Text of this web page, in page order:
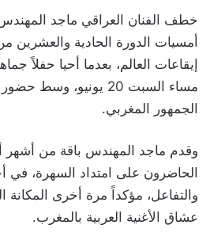
خطف الفنان العراقي ماجد المهندس
أمسيات الدورة الحادية والعشرين
إيقاعات العالم، بعدما أحيا حفلاً
مساء السبت 20 يونيو،
الجمهور المغربي.
وقدم ماجد المهندس باقة من أشهر
الحاضرون على امتداد السهرة، في
والتفاعل، مؤكداً مرة أخرى
عشاق الأغنية العربية بالمغرب.